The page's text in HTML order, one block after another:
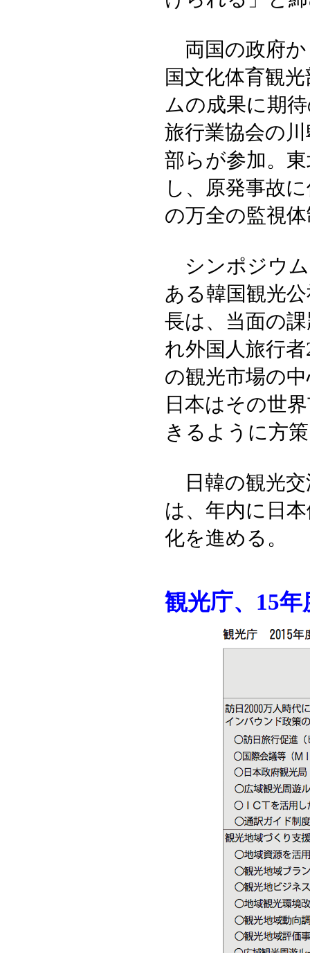
両国の政府か
国文化体育観
ムの成果に期
旅行業協会の
部らが参加。
し、原発事故
の万全の監視
シンポジウム
ある韓国観光
長は、当面の
れ外国人旅行
の観光市場の
日本はその世
きるように方
日韓の観光交
は、年内に日
化を進める。
観光庁、15